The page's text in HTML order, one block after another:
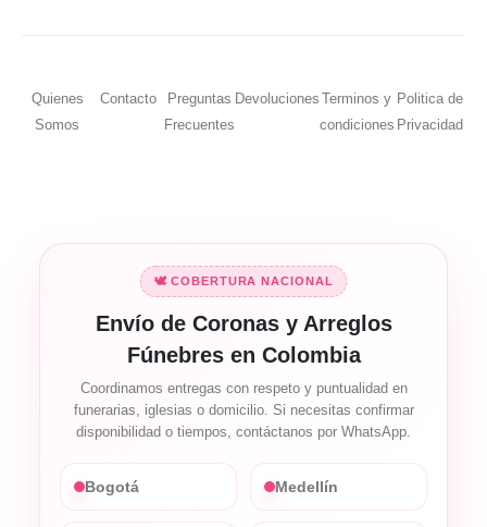
Quienes
Somos
Contacto
Preguntas
Frecuentes
Devoluciones Terminos y
condiciones
Politica de
Privacidad
🕊️ COBERTURA NACIONAL
Envío de Coronas y Arreglos
Fúnebres en Colombia
Coordinamos entregas con respeto y puntualidad en
funerarias, iglesias o domicilio. Si necesitas confirmar
disponibilidad o tiempos, contáctanos por WhatsApp.
Bogotá Medellín